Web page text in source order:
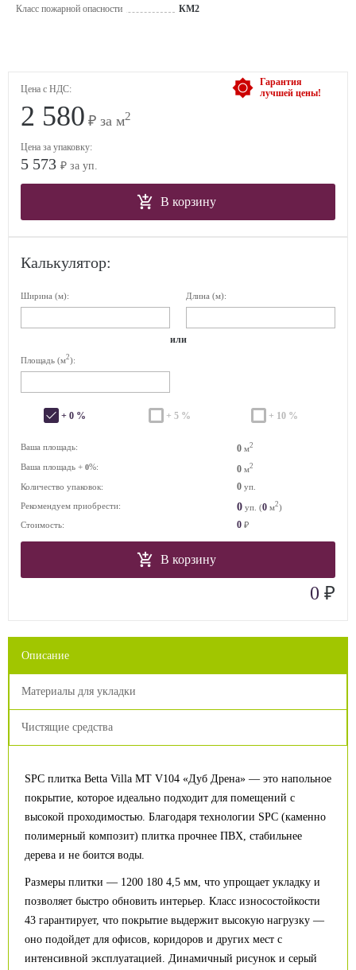
Класс пожарной опасности
КМ2
Гарантия
лучшей цены!
Цена с НДС:
2 580 ₽ за м2
Цена за упаковку:
5 573 ₽ за уп.
В корзину
Калькулятор:
Ширина (м): Длина (м):
или
Площадь (м2):
+ 0 % + 5 % + 10 %
Ваша площадь: 0 м2
Ваша площадь + 0%: 0 м2
Количество упаковок: 0 уп.
Рекомендуем приобрести:
0 уп. (0 м2)
Стоимость:
0 ₽
В корзину
0 ₽
Описание
Материалы для укладки
Чистящие средства
SPC плитка Betta Villa MT V104 «Дуб Дрена» — это напольное
покрытие, которое идеально подходит для помещений с
высокой проходимостью. Благодаря технологии SPC (каменно
полимерный композит) плитка прочнее ПВХ, стабильнее
дерева и не боится воды.
Размеры плитки — 1200 180 4,5 мм, что упрощает укладку и
позволяет быстро обновить интерьер. Класс износостойкости
43 гарантирует, что покрытие выдержит высокую нагрузку —
оно подойдет для офисов, коридоров и других мест с
интенсивной эксплуатацией. Динамичный рисунок и серый